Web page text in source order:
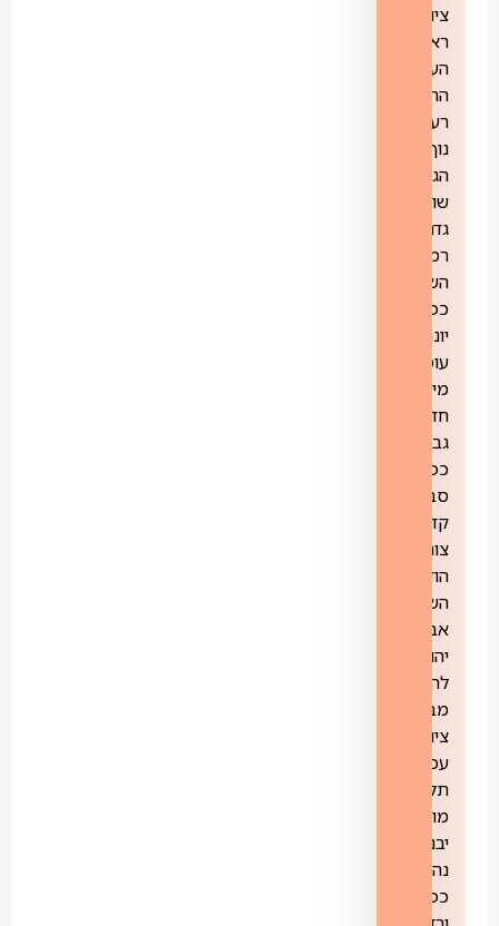
ציונה,
ראש
העין,
הרצליה,
רעננה,
נוף
הגליל,
שוהם,
גדרה,
רמת
השרון,
כפר
יונה,
עומר,
מיתר,
חדרה,
גבעתיים,
כפר
סבא,
קדימה
צורן,
הוד
השרון,
אבן
יהודה,
להבים,
מבשרת
ציון,
עכו,
תל
מונד,
יבנה,
נהריה,
כפר